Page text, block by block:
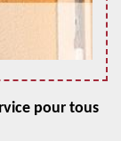
pour tous